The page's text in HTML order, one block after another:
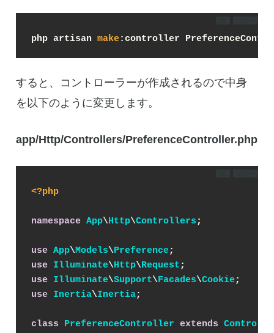
php artisan make:controller
すると、コントローラーが作成されるので中身
を以下のように変更します。
app/Http/Controllers/PreferenceController.php
<?php
namespace App\Http\Controllers ;
use App\Models\Preference
use Illuminate\Http\Request
use Illuminate\Support\Facades\Cookie
use Inertia\Inertia;
class PreferenceController extends